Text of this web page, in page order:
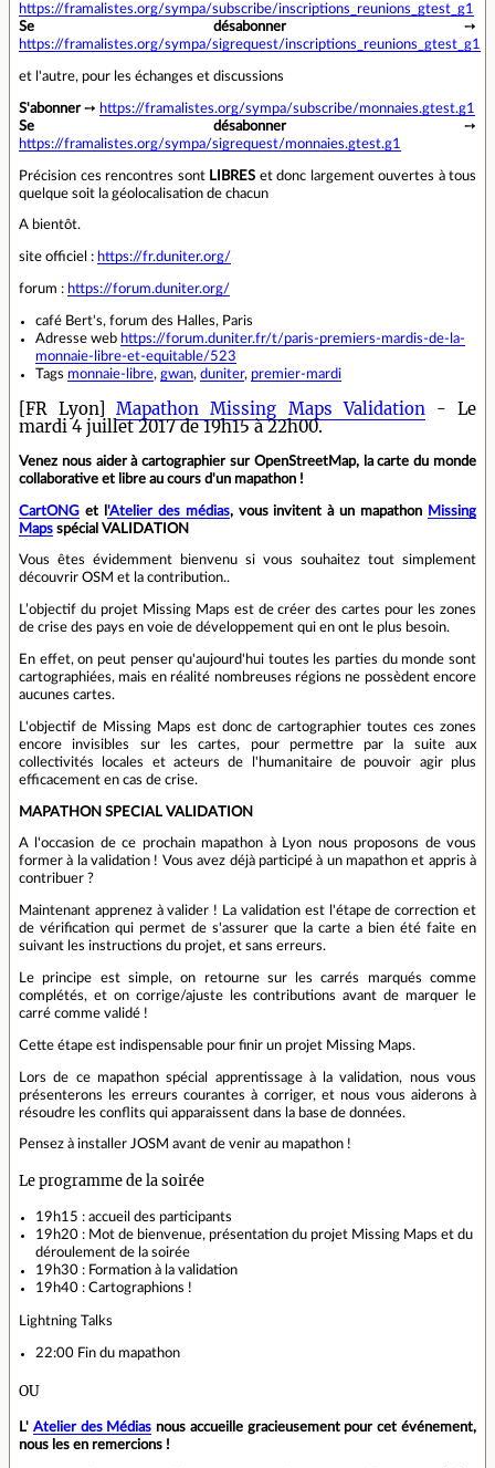
https://framalistes.org/sympa/subscribe/inscriptions_reunions_gtest_g1
Se désabonner➙
https://framalistes.org/sympa/sigrequest/inscriptions_reunions_gtest_g1
et l'autre, pour les échanges et discussions
S'abonner➙ https://framalistes.org/sympa/subscribe/monnaies.gtest.g1
Se désabonner➙
https://framalistes.org/sympa/sigrequest/monnaies.gtest.g1
Précision ces rencontres sont LIBRES et donc largement ouvertes à tous
quelque soit la géolocalisation de chacun
A bientôt.
site officiel : https://fr.duniter.org/
forum : https://forum.duniter.org/
café Bert's, forum des Halles, Paris
Adresse web https://forum.duniter.fr/t/paris-premiers-mardis-de-la-
monnaie-libre-et-equitable/523
Tags monnaie-libre, gwan, duniter, premier-mardi
[FR Lyon]Mapathon Missing Maps Validation - Le
mardi 4 juillet 2017 de 19h15 à 22h00.
Venez nous aider à cartographier sur OpenStreetMap, la carte du monde
collaborative et libre au cours d'un mapathon !
CartONG et l 'Atelier des médias, vous invitent à un mapathon Missing
Maps spécial VALIDATION
Vous êtes évidemment bienvenu si vous souhaitez tout simplement
découvrir OSM et la contribution..
L’objectif du projet Missing Maps est de créer des cartes pour les zones
de crise des pays en voie de développement qui en ont le plus besoin.
En effet, on peut penser qu'aujourd'hui toutes les parties du monde sont
cartographiées, mais en réalité nombreuses régions ne possèdent encore
aucunes cartes.
L'objectif de Missing Maps est donc de cartographier toutes ces zones
encore invisibles sur les cartes, pour permettre par la suite aux
collectivités locales et acteurs de l'humanitaire de pouvoir agir plus
efficacement en cas de crise.
MAPATHON SPECIAL VALIDATION
A l'occasion de ce prochain mapathon à Lyon nous proposons de vous
former à la validation ! Vous avez déjà participé à un mapathon et appris à
contribuer ?
Maintenant apprenez à valider ! La validation est l'étape de correction et
de vérification qui permet de s'assurer que la carte a bien été faite en
suivant les instructions du projet, et sans erreurs.
Le principe est simple, on retourne sur les carrés marqués comme
complétés, et on corrige/ajuste les contributions avant de marquer le
carré comme validé !
Cette étape est indispensable pour finir un projet Missing Maps.
Lors de ce mapathon spécial apprentissage à la validation, nous vous
présenterons les erreurs courantes à corriger, et nous vous aiderons à
résoudre les conflits qui apparaissent dans la base de données.
Pensez à installer JOSM avant de venir au mapathon !
Le programme de la soirée
19h15 : accueil des participants
19h20 : Mot de bienvenue, présentation du projet Missing Maps et du
déroulement de la soirée
19h30 : Formation à la validation
19h40 : Cartographions !
Lightning Talks
22:00 Fin du mapathon
OU
L' Atelier des Médias nous accueille gracieusement pour cet événement,
nous les en remercions !